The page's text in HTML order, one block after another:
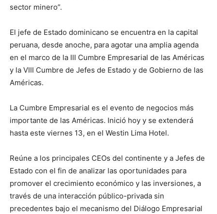
sector minero”.
El jefe de Estado dominicano se encuentra en la capital
peruana, desde anoche, para agotar una amplia agenda
en el marco de la III Cumbre Empresarial de las Américas
y la VIII Cumbre de Jefes de Estado y de Gobierno de las
Américas.
La Cumbre Empresarial es el evento de negocios más
importante de las Américas. Inició hoy y se extenderá
hasta este viernes 13, en el Westin Lima Hotel.
Reúne a los principales CEOs del continente y a Jefes de
Estado con el fin de analizar las oportunidades para
promover el crecimiento económico y las inversiones, a
través de una interacción público-privada sin
precedentes bajo el mecanismo del Diálogo Empresarial